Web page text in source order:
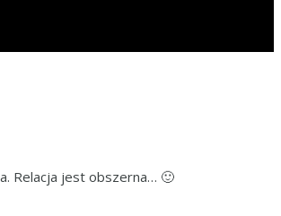
Relacja jest obszerna… 🙂